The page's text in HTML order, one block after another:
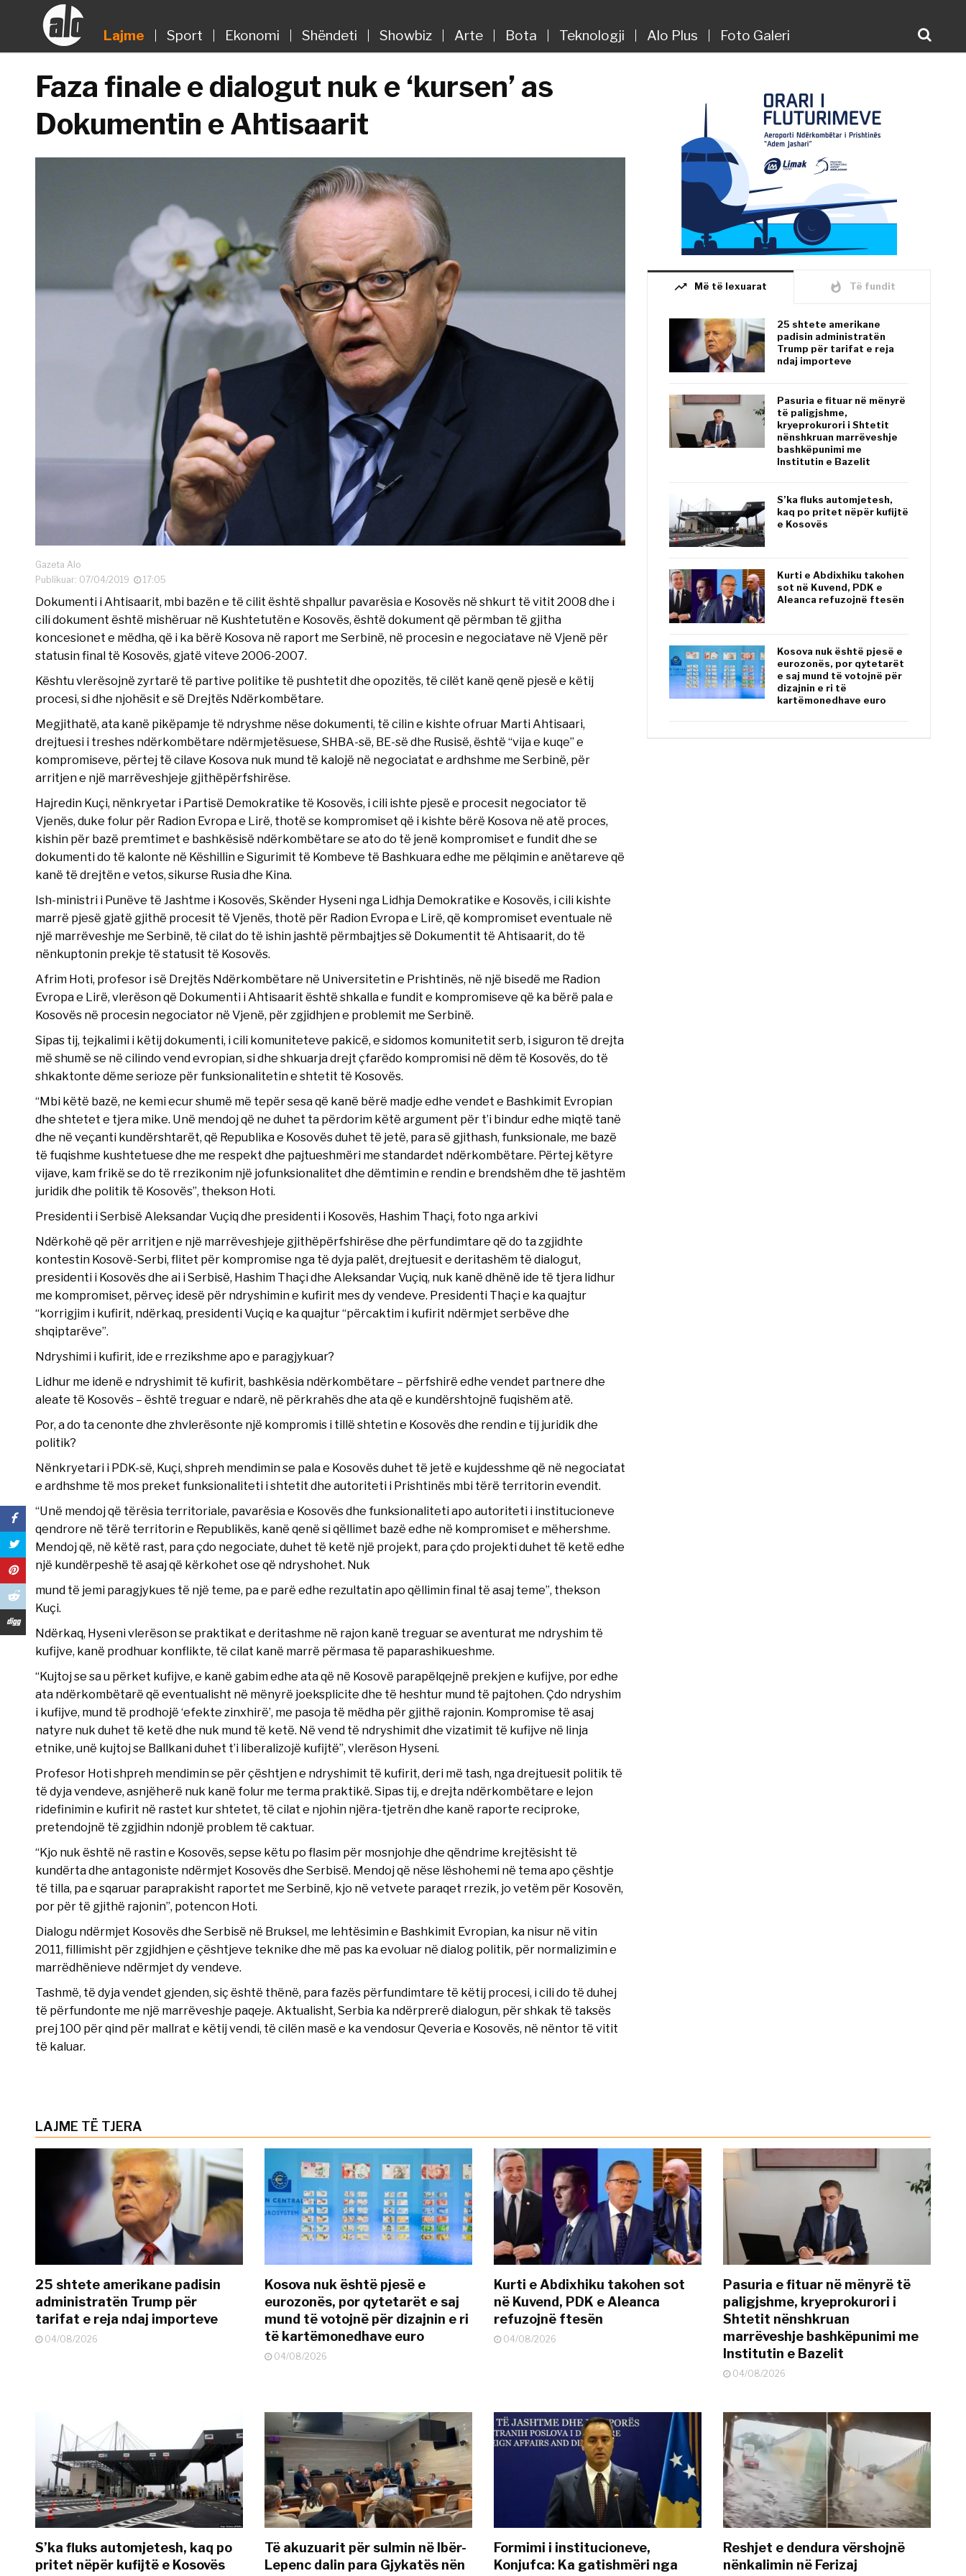
Lajme Sport Ekonomi Shëndeti Showbiz Arte Bota Teknologji Alo Plus Foto Galeri
Faza finale e dialogut nuk e ‘kursen’ as
Dokumentin e Ahtisaarit
Gazeta Alo
Publikuar: 07/04/2019
17:05
Dokumenti i Ahtisaarit, mbi bazën e të cilit është shpallur pavarësia e Kosovës në shkurt të vitit 2008 dhe i
cili dokument është mishëruar në Kushtetutën e Kosovës, është dokument që përmban të gjitha
koncesionet e mëdha, që i ka bërë Kosova në raport me Serbinë, në procesin e negociatave në Vjenë për
statusin final të Kosovës, gjatë viteve 2006-2007.
Kështu vlerësojnë zyrtarë të partive politike të pushtetit dhe opozitës, të cilët kanë qenë pjesë e këtij
procesi, si dhe njohësit e së Drejtës Ndërkombëtare.
Megjithatë, ata kanë pikëpamje të ndryshme nëse dokumenti, të cilin e kishte ofruar Marti Ahtisaari,
drejtuesi i treshes ndërkombëtare ndërmjetësuese, SHBA-së, BE-së dhe Rusisë, është “vija e kuqe” e
kompromiseve, përtej të cilave Kosova nuk mund të kalojë në negociatat e ardhshme me Serbinë, për
arritjen e një marrëveshjeje gjithëpërfshirëse.
Hajredin Kuçi, nënkryetar i Partisë Demokratike të Kosovës, i cili ishte pjesë e procesit negociator të
Vjenës, duke folur për Radion Evropa e Lirë, thotë se kompromiset që i kishte bërë Kosova në atë proces,
kishin për bazë premtimet e bashkësisë ndërkombëtare se ato do të jenë kompromiset e fundit dhe se
dokumenti do të kalonte në Këshillin e Sigurimit të Kombeve të Bashkuara edhe me pëlqimin e anëtareve që
kanë të drejtën e vetos, sikurse Rusia dhe Kina.
Ish-ministri i Punëve të Jashtme i Kosovës, Skënder Hyseni nga Lidhja Demokratike e Kosovës, i cili kishte
marrë pjesë gjatë gjithë procesit të Vjenës, thotë për Radion Evropa e Lirë, që kompromiset eventuale në
një marrëveshje me Serbinë, të cilat do të ishin jashtë përmbajtjes së Dokumentit të Ahtisaarit, do të
nënkuptonin prekje të statusit të Kosovës.
Afrim Hoti, profesor i së Drejtës Ndërkombëtare në Universitetin e Prishtinës, në një bisedë me Radion
Evropa e Lirë, vlerëson që Dokumenti i Ahtisaarit është shkalla e fundit e kompromiseve që ka bërë pala e
Kosovës në procesin negociator në Vjenë, për zgjidhjen e problemit me Serbinë.
Sipas tij, tejkalimi i këtij dokumenti, i cili komuniteteve pakicë, e sidomos komunitetit serb, i siguron të drejta
më shumë se në cilindo vend evropian, si dhe shkuarja drejt çfarëdo kompromisi në dëm të Kosovës, do të
shkaktonte dëme serioze për funksionalitetin e shtetit të Kosovës.
“Mbi këtë bazë, ne kemi ecur shumë më tepër sesa që kanë bërë madje edhe vendet e Bashkimit Evropian
dhe shtetet e tjera mike. Unë mendoj që ne duhet ta përdorim këtë argument për t’i bindur edhe miqtë tanë
dhe në veçanti kundërshtarët, që Republika e Kosovës duhet të jetë, para së gjithash, funksionale, me bazë
të fuqishme kushtetuese dhe me respekt dhe pajtueshmëri me standardet ndërkombëtare. Përtej këtyre
vijave, kam frikë se do të rrezikonim një jofunksionalitet dhe dëmtimin e rendin e brendshëm dhe të jashtëm
juridik dhe politik të Kosovës”, thekson Hoti.
Presidenti i Serbisë Aleksandar Vuçiq dhe presidenti i Kosovës, Hashim Thaçi, foto nga arkivi
Ndërkohë që për arritjen e një marrëveshjeje gjithëpërfshirëse dhe përfundimtare që do ta zgjidhte
kontestin Kosovë-Serbi, flitet për kompromise nga të dyja palët, drejtuesit e deritashëm të dialogut,
presidenti i Kosovës dhe ai i Serbisë, Hashim Thaçi dhe Aleksandar Vuçiq, nuk kanë dhënë ide të tjera lidhur
me kompromiset, përveç idesë për ndryshimin e kufirit mes dy vendeve. Presidenti Thaçi e ka quajtur
“korrigjim i kufirit, ndërkaq, presidenti Vuçiq e ka quajtur “përcaktim i kufirit ndërmjet serbëve dhe
shqiptarëve”.
Ndryshimi i kufirit, ide e rrezikshme apo e paragjykuar?
Lidhur me idenë e ndryshimit të kufirit, bashkësia ndërkombëtare – përfshirë edhe vendet partnere dhe
aleate të Kosovës – është treguar e ndarë, në përkrahës dhe ata që e kundërshtojnë fuqishëm atë.
Por, a do ta cenonte dhe zhvlerësonte një kompromis i tillë shtetin e Kosovës dhe rendin e tij juridik dhe
politik?
Nënkryetari i PDK-së, Kuçi, shpreh mendimin se pala e Kosovës duhet të jetë e kujdesshme që në negociatat
e ardhshme të mos preket funksionaliteti i shtetit dhe autoriteti i Prishtinës mbi tërë territorin evendit.
“Unë mendoj që tërësia territoriale, pavarësia e Kosovës dhe funksionaliteti apo autoriteti i institucioneve
qendrore në tërë territorin e Republikës, kanë qenë si qëllimet bazë edhe në kompromiset e mëhershme.
Mendoj që, në këtë rast, para çdo negociate, duhet të ketë një projekt, para çdo projekti duhet të ketë edhe
një kundërpeshë të asaj që kërkohet ose që ndryshohet. Nuk
mund të jemi paragjykues të një teme, pa e parë edhe rezultatin apo qëllimin final të asaj teme”, thekson
Kuçi.
Ndërkaq, Hyseni vlerëson se praktikat e deritashme në rajon kanë treguar se aventurat me ndryshim të
kufijve, kanë prodhuar konflikte, të cilat kanë marrë përmasa të paparashikueshme.
“Kujtoj se sa u përket kufijve, e kanë gabim edhe ata që në Kosovë parapëlqejnë prekjen e kufijve, por edhe
ata ndërkombëtarë që eventualisht në mënyrë joeksplicite dhe të heshtur mund të pajtohen. Çdo ndryshim
i kufijve, mund të prodhojë ‘efekte zinxhirë’, me pasoja të mëdha për gjithë rajonin. Kompromise të asaj
natyre nuk duhet të ketë dhe nuk mund të ketë. Në vend të ndryshimit dhe vizatimit të kufijve në linja
etnike, unë kujtoj se Ballkani duhet t’i liberalizojë kufijtë”, vlerëson Hyseni.
Profesor Hoti shpreh mendimin se për çështjen e ndryshimit të kufirit, deri më tash, nga drejtuesit politik të
të dyja vendeve, asnjëherë nuk kanë folur me terma praktikë. Sipas tij, e drejta ndërkombëtare e lejon
ridefinimin e kufirit në rastet kur shtetet, të cilat e njohin njëra-tjetrën dhe kanë raporte reciproke,
pretendojnë të zgjidhin ndonjë problem të caktuar.
“Kjo nuk është në rastin e Kosovës, sepse këtu po flasim për mosnjohje dhe qëndrime krejtësisht të
kundërta dhe antagoniste ndërmjet Kosovës dhe Serbisë. Mendoj që nëse lëshohemi në tema apo çështje
të tilla, pa e sqaruar paraprakisht raportet me Serbinë, kjo në vetvete paraqet rrezik, jo vetëm për Kosovën,
por për të gjithë rajonin”, potencon Hoti.
Dialogu ndërmjet Kosovës dhe Serbisë në Bruksel, me lehtësimin e Bashkimit Evropian, ka nisur në vitin
2011, fillimisht për zgjidhjen e çështjeve teknike dhe më pas ka evoluar në dialog politik, për normalizimin e
marrëdhënieve ndërmjet dy vendeve.
Tashmë, të dyja vendet gjenden, siç është thënë, para fazës përfundimtare të këtij procesi, i cili do të duhej
të përfundonte me një marrëveshje paqeje. Aktualisht, Serbia ka ndërprerë dialogun, për shkak të taksës
prej 100 për qind për mallrat e këtij vendi, të cilën masë e ka vendosur Qeveria e Kosovës, në nëntor të vitit
të kaluar.
trending_up Më të lexuarat whatshot Të fundit
25 shtete amerikane
padisin administratën
Trump për tarifat e reja
ndaj importeve
Pasuria e fituar në mënyrë
të paligjshme,
kryeprokurori i Shtetit
nënshkruan marrëveshje
bashkëpunimi me
Institutin e Bazelit
S’ka fluks automjetesh,
kaq po pritet nëpër kufijtë
e Kosovës
Kurti e Abdixhiku takohen
sot në Kuvend, PDK e
Aleanca refuzojnë ftesën
Kosova nuk është pjesë e
eurozonës, por qytetarët
e saj mund të votojnë për
dizajnin e ri të
kartëmonedhave euro
LAJME TË TJERA
25 shtete amerikane padisin
administratën Trump për
tarifat e reja ndaj importeve
04/08/2026
Kosova nuk është pjesë e
eurozonës, por qytetarët e saj
mund të votojnë për dizajnin e ri
të kartëmonedhave euro
04/08/2026
Kurti e Abdixhiku takohen sot
në Kuvend, PDK e Aleanca
refuzojnë ftesën
04/08/2026
Pasuria e fituar në mënyrë të
paligjshme, kryeprokurori i
Shtetit nënshkruan
marrëveshje bashkëpunimi me
Institutin e Bazelit
04/08/2026
S’ka fluks automjetesh, kaq po
pritet nëpër kufijtë e Kosovës
Të akuzuarit për sulmin në Ibër-
Lepenc dalin para Gjykatës nën
Formimi i institucioneve,
Konjufca: Ka gatishmëri nga
Reshjet e dendura vërshojnë
nënkalimin në Ferizaj